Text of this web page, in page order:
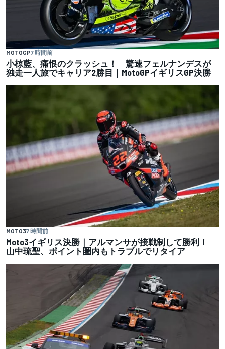
MOTOGP7 時間前
小椋藍、痛恨のクラッシュ！ 驚速フェルナンデスが
独走一人旅でキャリア2勝目｜MotoGPイギリスGP決勝
MOTO37 時間前
Moto3イギリス決勝｜アルマンサが接戦制して勝利！
山中琉聖、ポイント圏内もトラブルでリタイア